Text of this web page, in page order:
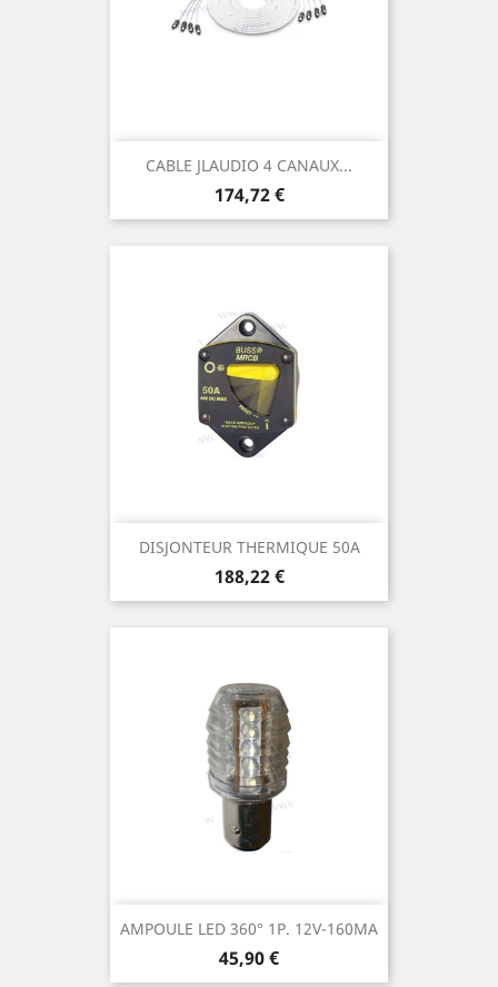
CABLE JLAUDIO 4 CANAUX...
Prix
174,72 €
DISJONTEUR THERMIQUE 50A
Prix
188,22 €
AMPOULE LED 360° 1P. 12V-160MA
Prix
45,90 €